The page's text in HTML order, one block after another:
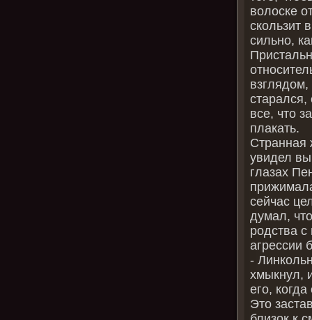
волоске
скользит
сильно,
старался,
все, что
плакать.
Странная
увидел
глазах
сейчас
думал,
родства
агрессии
‑
хмыкнул,
его,
Это